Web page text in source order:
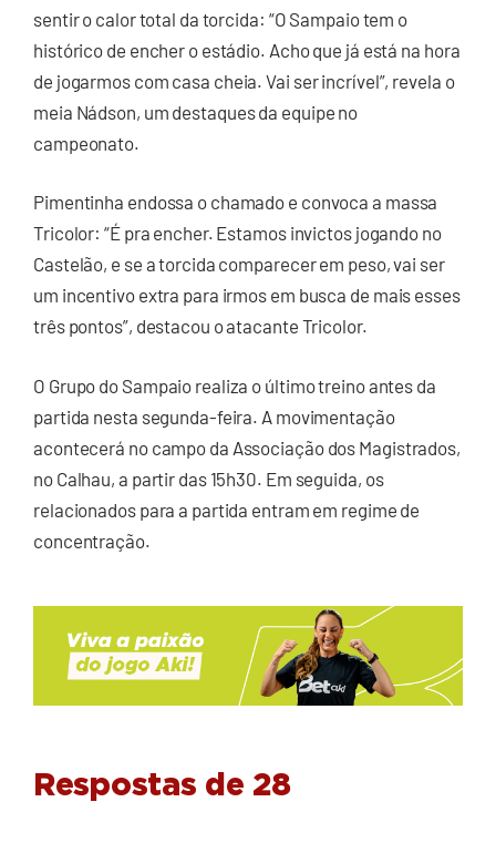
sentir o calor total da torcida: “O Sampaio tem o
histórico de encher o estádio. Acho que já está na hora
de jogarmos com casa cheia. Vai ser incrível”, revela o
meia Nádson, um destaques da equipe no
campeonato.
Pimentinha endossa o chamado e convoca a massa
Tricolor: “É pra encher. Estamos invictos jogando no
Castelão, e se a torcida comparecer em peso, vai ser
um incentivo extra para irmos em busca de mais esses
três pontos”, destacou o atacante Tricolor.
O Grupo do Sampaio realiza o último treino antes da
partida nesta segunda-feira. A movimentação
acontecerá no campo da Associação dos Magistrados,
no Calhau, a partir das 15h30. Em seguida, os
relacionados para a partida entram em regime de
concentração.
Respostas de 28